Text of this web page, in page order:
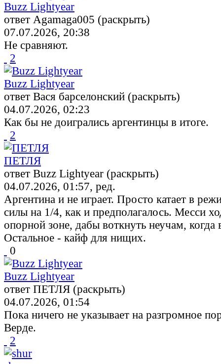
Buzz Lightyear
ответ Agamaga005 (раскрыть)
07.07.2026, 20:38
Не сравняют.
2
Buzz Lightyear
ответ Вася барселонский (раскрыть)
04.07.2026, 02:23
Как бы не доигрались аргентинцы в итоге.
2
ПЕТЛЯ
ответ Buzz Lightyear (раскрыть)
04.07.2026, 01:57, ред.
Аргентина и не играет. Просто катает в
силы на 1/4, как и предполагалось. Месси
опорной зоне, дабы воткнуть неучам, когда
Остальное - кайф для нищих.
0
Buzz Lightyear
ответ ПЕТЛЯ (раскрыть)
04.07.2026, 01:54
Пока ничего не указывает на разгромное
Верде.
2